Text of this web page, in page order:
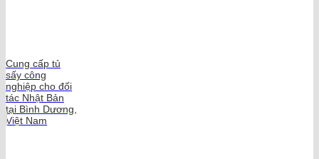
Cung cấp tủ
sấy công
nghiệp cho đối
tác Nhật Bản
tại Bình Dương,
Việt Nam